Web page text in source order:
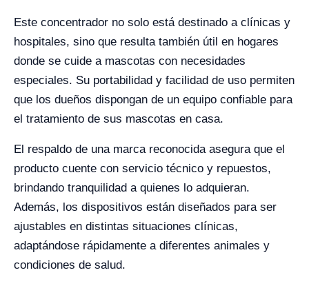
Este concentrador no solo está destinado a clínicas y
hospitales, sino que resulta también útil en hogares
donde se cuide a mascotas con necesidades
especiales. Su portabilidad y facilidad de uso permiten
que los dueños dispongan de un equipo confiable para
el tratamiento de sus mascotas en casa.
El respaldo de una marca reconocida asegura que el
producto cuente con servicio técnico y repuestos,
brindando tranquilidad a quienes lo adquieran.
Además, los dispositivos están diseñados para ser
ajustables en distintas situaciones clínicas,
adaptándose rápidamente a diferentes animales y
condiciones de salud.